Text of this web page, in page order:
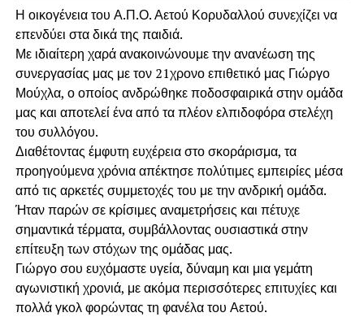
Η οικογένεια του Α.Π.Ο. Αετού Κορυδαλλού συνεχίζει να
επενδύει στα δικά της παιδιά.
Με ιδιαίτερη χαρά ανακοινώνουμε την ανανέωση της
συνεργασίας μας με τον 21χρονο επιθετικό μας Γιώργο
Μούχλα, ο οποίος ανδρώθηκε ποδοσφαιρικά στην ομάδα
μας και αποτελεί ένα από τα πλέον ελπιδοφόρα στελέχη
του συλλόγου.
Διαθέτοντας έμφυτη ευχέρεια στο σκοράρισμα, τα
προηγούμενα χρόνια απέκτησε πολύτιμες εμπειρίες μέσα
από τις αρκετές συμμετοχές του με την ανδρική ομάδα.
Ήταν παρών σε κρίσιμες αναμετρήσεις και πέτυχε
σημαντικά τέρματα, συμβάλλοντας ουσιαστικά στην
επίτευξη των στόχων της ομάδας μας.
Γιώργο σου ευχόμαστε υγεία, δύναμη και μια γεμάτη
αγωνιστική χρονιά, με ακόμα περισσότερες επιτυχίες και
πολλά γκολ φορώντας τη φανέλα του Αετού.